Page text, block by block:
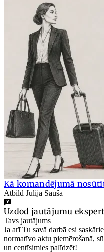
Kā komandējumā
Atbild Jūlija Sauša
Uzdod jautājumu
Tavs jautājums
Ja arī Tu savā darbā esi
normatīvo aktu piemērošanā,
un centīsimies palīdzēt!